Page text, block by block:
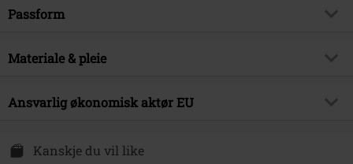
Musikksjanger
Lisens
Dato for offentliggjørelsen
27/02/2026
Produkttype
Passform
Plakatstørrelse
Materiale & pleie
Ytre materiale 100% polyester
Ansvarlig økonomisk aktør EU
P4AX
Kanskje du vil like